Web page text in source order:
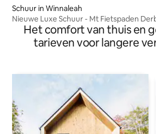
Schuur in Winnaleah
Nieuwe Luxe Schuur - Mt Fietspaden
Het comfort van thuis en
tarieven voor langere